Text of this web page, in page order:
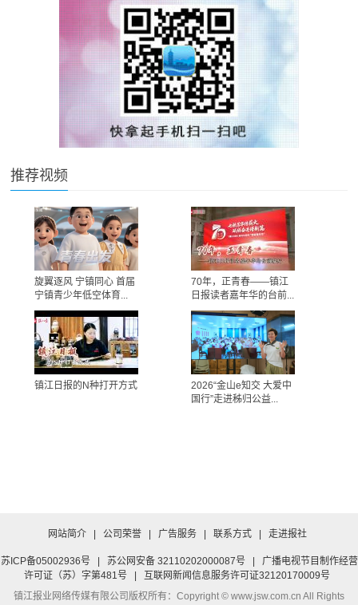
推荐视频
旋翼逐风 宁镇同心 首届
宁镇青少年低空体育...
70年，正青春——镇江
日报读者嘉年华的台前...
镇江日报的N种打开方式
2026“金山e知交 大爱中
国行”走进秭归公益...
网站简介 | 公司荣誉 | 广告服务 | 联系方式 | 走进报社
苏ICP备05002936号 | 苏公网安备 32110202000087号 |
广播电视节目制作经营
许可证（苏）字第481号
|
互联网新闻信息服务许可证32120170009号
镇江报业网络传媒有限公司版权所有：Copyright © www.jsw.com.cn All Rights